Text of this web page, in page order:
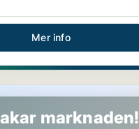
Mer info
marknaden!